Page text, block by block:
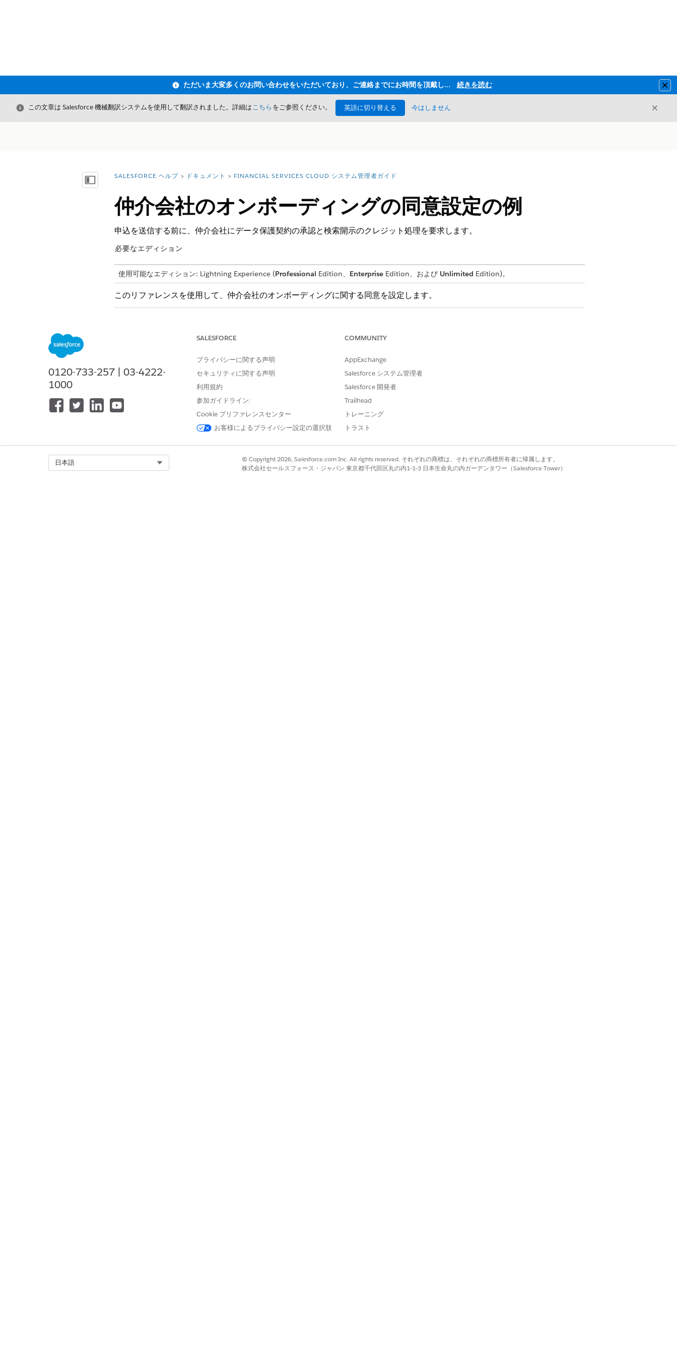
ただいま大変多くのお問い合わせをいただいており、ご連絡までにお時間を頂戴しております 続きを読む
閉じる
この文章は Salesforce 機械翻訳システムを使用して翻訳されました。詳細はこちら をご参照ください。 英語に切り替える 今はしません 閉じる
目次を表示詳細情報:
SALESFORCE ヘルプ ドキュメント FINANCIAL SERVICES CLOUD システム管理者ガイド
仲介会社のオンボーディングの同意設定の例
申込を送信する前に、仲介会社にデータ保護契約の承認と検索開示のクレジット処理を要求します。
必要なエディション
使用可能なエディション: Lightning Experience (Professional Edition、 EnterpriseEdition、および Unlimited Edition)。
このリファレンスを使用して、仲介会社のオンボーディングに関する同意を設定します。
名前: Intermediary Firm Onboarding (仲介会社のオンボーディング)
ィング)
ロケール: 英語 (アメリカ)
有効: True
詳細テキスト: 当社は Cumulus Bank plc との住宅ローン取引
条件およびデータ保護契約を読み、同意しました。選挙人名簿
などの公開データを提供する信用調査機関や不正防止機関を検
索します。虚偽または不正確な情報を提供した場合、詳細は信
用調査機関と詐欺防止機関に渡されます。お客様は、信用調査
0120-733-257 | 03-4222-
1000
SALESFORCE
プライバシーに関する声明
セキュリティに関する声明
利用規約
参加ガイドライン:
Cookie プリファレンスセンター
お客様によるプライバシー設定の選択肢
COMMUNITY
AppExchange
Salesforce システム管理者
Salesforce 開発者
Trailhead
トレーニング
トラスト
日本語
© Copyright 2026, Salesforce.com Inc. All rights reserved. それぞれの商標は、それぞれの商標所有者に帰属します。
株式会社セールスフォース・ジャパン 東京都千代田区丸の内1-1-3 日本生命丸の内ガーデンタワー（Salesforce Tower）